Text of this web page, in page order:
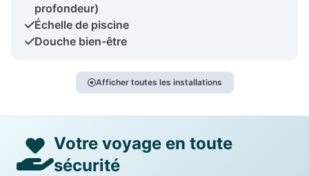
profondeur)
Échelle de piscine
Douche bien-être
Afficher toutes les installations
Votre voyage en toute
sécurité